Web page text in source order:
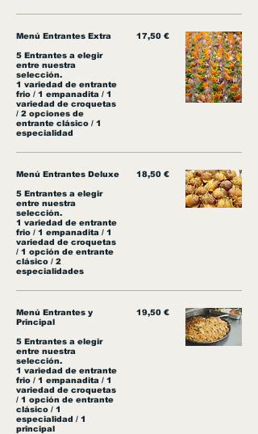
Menú Entrantes Extra
5 Entrantes a elegir
entre nuestra
selección.
1 variedad de entrante
frio / 1 empanadita / 1
variedad de croquetas
/ 2 opciones de
entrante clásico / 1
especialidad
17,50 €
Menú Entrantes Deluxe
5 Entrantes a elegir
entre nuestra
selección.
1 variedad de entrante
frio / 1 empanadita / 1
variedad de croquetas
/ 1 opción de entrante
clásico / 2
especialidades
18,50 €
Menú Entrantes y
Principal
5 Entrantes a elegir
entre nuestra
selección.
1 variedad de entrante
frio / 1 empanadita / 1
variedad de croquetas
/ 1 opción de entrante
clásico / 1
especialidad / 1
principal
19,50 €